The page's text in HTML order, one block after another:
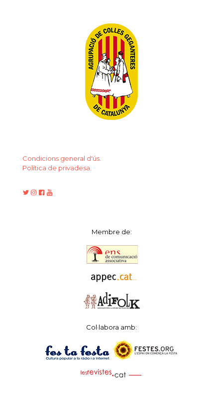
Condicions general d'ús.
Política de privadesa.
Membre de:
Col·labora amb: